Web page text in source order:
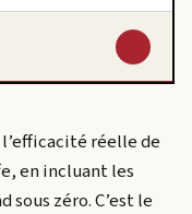
l’efficacité réelle de
en incluant les
zéro. C’est le